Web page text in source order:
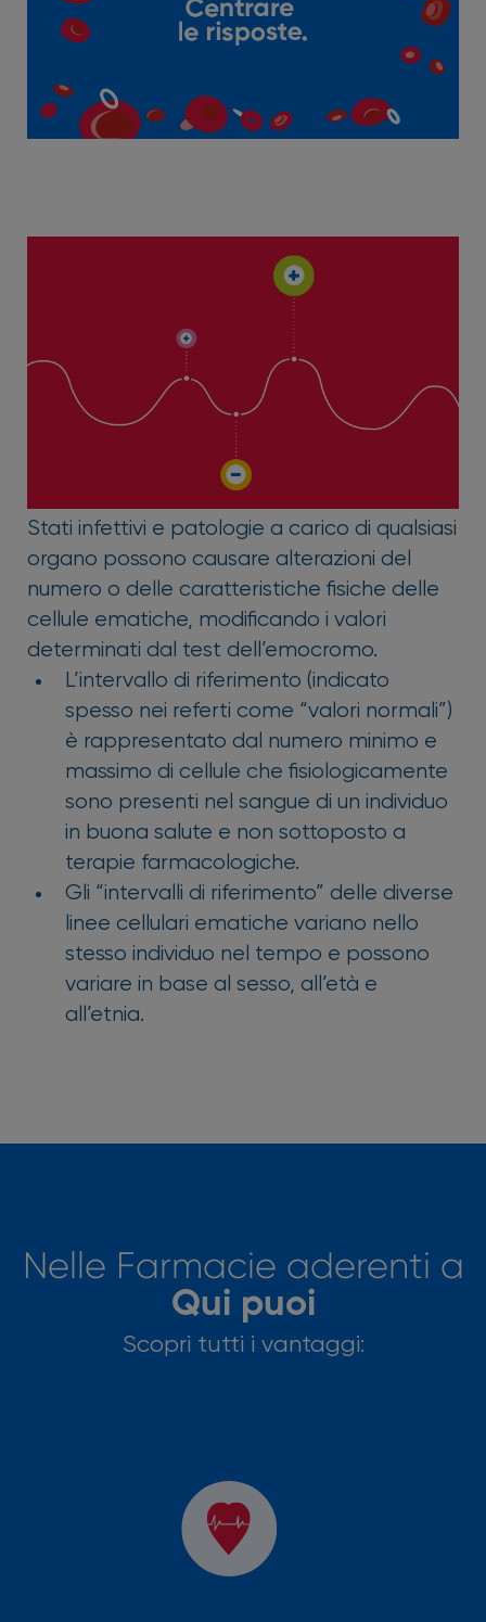
Stati infettivi e patologie a carico di qualsiasi
organo possono causare alterazioni del
numero o delle caratteristiche fisiche delle
cellule ematiche, modificando i valori
determinati dal test dell’emocromo.
L’intervallo di riferimento (indicato
spesso nei referti come “valori normali”)
è rappresentato dal numero minimo e
massimo di cellule che fisiologicamente
sono presenti nel sangue di un individuo
in buona salute e non sottoposto a
terapie farmacologiche.
Gli “intervalli di riferimento” delle diverse
linee cellulari ematiche variano nello
stesso individuo nel tempo e possono
variare in base al sesso, all’età e
all’etnia.
Nelle Farmacie aderenti a
Qui puoi
Scopri tutti i vantaggi: